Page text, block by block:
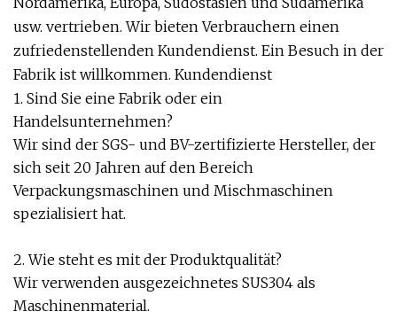
usw. vertrieben. Wir bieten Verbrauchern einen
zufriedenstellenden Kundendienst. Ein Besuch in der
Fabrik ist willkommen. Kundendienst
1. Sind Sie eine Fabrik oder ein
Handelsunternehmen?
Wir sind der SGS- und BV-zertifizierte Hersteller, der
sich seit 20 Jahren auf den Bereich
Verpackungsmaschinen und Mischmaschinen
spezialisiert hat.
2. Wie steht es mit der Produktqualität?
Wir verwenden ausgezeichnetes SUS304 als
Maschinenmaterial.